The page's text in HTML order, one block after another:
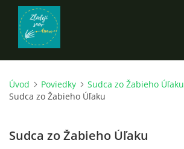
ÚVOD
Úvod Poviedky
Sudca zo Žabieho Úľaku
Sudca zo Žabieho Úľaku
Sudca zo Žabieho Úľaku